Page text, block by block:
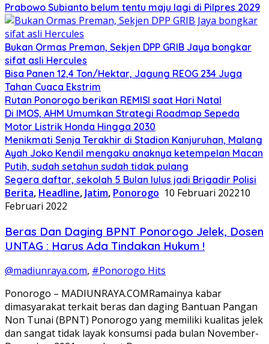
Prabowo Subianto belum tentu maju lagi di Pilpres 2029
Bukan Ormas Preman, Sekjen DPP GRIB Jaya bongkar
sifat asli Hercules
Bisa Panen 12,4 Ton/Hektar, Jagung REOG 234 Juga
Tahan Cuaca Ekstrim
Rutan Ponorogo berikan REMISI saat Hari Natal
Di IMOS, AHM Umumkan Strategi Roadmap Sepeda
Motor Listrik Honda Hingga 2030
Menikmati Senja Terakhir di Stadion Kanjuruhan, Malang
Ayah Joko Kendil mengaku anaknya ketempelan Macan
Putih, sudah setahun sudah tidak pulang
Segera daftar, sekolah 5 Bulan lulus jadi Brigadir Polisi
Berita, Headline, Jatim, Ponorogo 10 Februari 202210
Februari 2022
Beras Dan Daging BPNT Ponorogo Jelek, Dosen
UNTAG : Harus Ada Tindakan Hukum !
@madiunraya.com, #Ponorogo Hits
Ponorogo – MADIUNRAYA.COMRamainya kabar
dimasyarakat terkait beras dan daging Bantuan Pangan
Non Tunai (BPNT) Ponorogo yang memiliki kualitas jelek
dan sangat tidak layak konsumsi pada bulan November-